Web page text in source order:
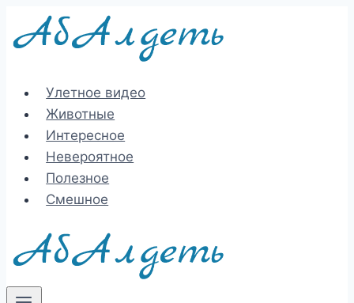
Перейти
Улетное видео
Животные
Интересное
Невероятное
Полезное
Смешное